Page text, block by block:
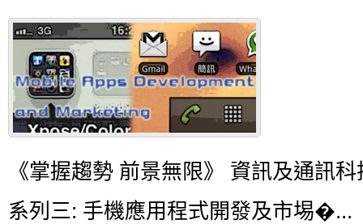
《掌握趨勢 前景無限》 資訊及通訊
系列三: 手機應用程式開發及市埸�...